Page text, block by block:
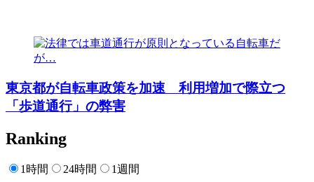
東京都が自転車政策を加速 利用増加で際立つ
「歩道通行」の弊害
Ranking
1時間 24時間 1週間